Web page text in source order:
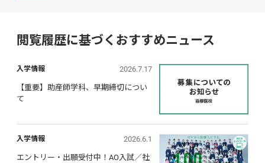
閲覧履歴に基づくおすすめニュース
入学情報 2026.7.17
【重要】助産師学科、早期締切につい
て
入学情報 2026.6.1
エントリー・出願受付中！AO入試／社